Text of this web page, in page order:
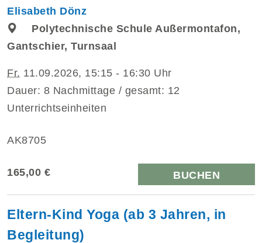
Elisabeth Dönz
Polytechnische Schule Außermontafon,
Gantschier, Turnsaal
Fr. 11.09.2026, 15:15 - 16:30 Uhr
Dauer: 8 Nachmittage / gesamt: 12
Unterrichtseinheiten
AK8705
165,00 € BUCHEN
Eltern-Kind Yoga (ab 3 Jahren, in
Begleitung)